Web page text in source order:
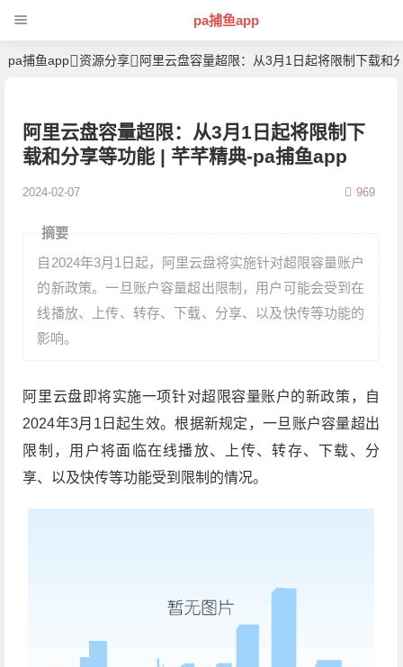
pa捕鱼app
pa捕鱼app 资源分享 阿里云盘容量超限：从3月1日起将限制下载和
阿里云盘容量超限：从3月1日起将限制下
载和分享等功能 | 芊芊精典-pa捕鱼app
2024-02-07 969
摘要
自2024年3月1日起，阿里云盘将实施针对超限容量账户
的新政策。一旦账户容量超出限制，用户可能会受到在
线播放、上传、转存、下载、分享、以及快传等功能的
影响。
阿里云盘即将实施一项针对超限容量账户的新政策，自
2024年3月1日起生效。根据新规定，一旦账户容量超出
限制，用户将面临在线播放、上传、转存、下载、分
享、以及快传等功能受到限制的情况。